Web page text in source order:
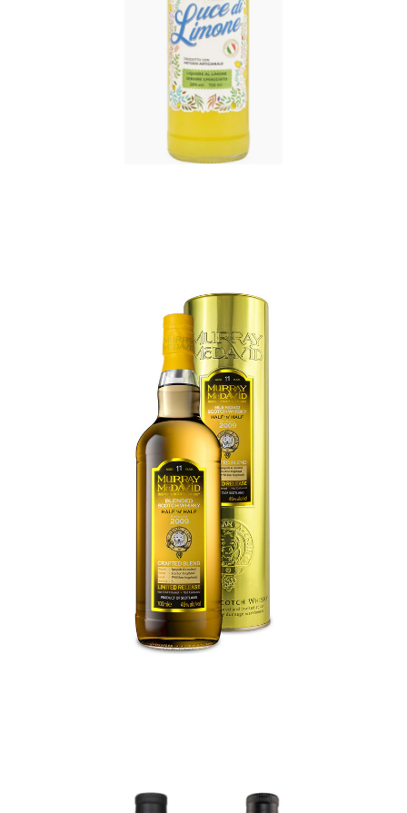
14,00
€
ADD TO CART
MURRAY MCDAVID
CRAFTED BLEND – HALF N
HALF 11YO BLENDED
SCOTCH WHISKY
74,00
€
ADD TO CART